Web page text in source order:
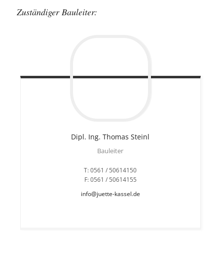
Zuständiger Bauleiter:
Dipl. Ing. Thomas Steinl
Bauleiter
T: 0561 / 50614150
F: 0561 / 50614155
info@juette-kassel.de